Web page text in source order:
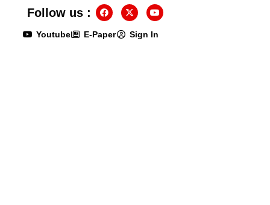
Youtube E-Paper Sign In
Follow us :